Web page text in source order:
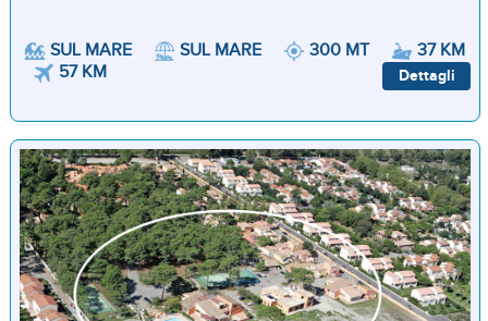
SUL MARE SUL MARE 300 MT
37 KM
57 KM
Dettagli